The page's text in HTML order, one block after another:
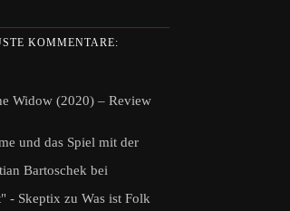
KOMMENTARE:
Widow (2020) – Review
und das Spiel mit der
Bartoschek bei
- Skeptix zu Was ist Folk